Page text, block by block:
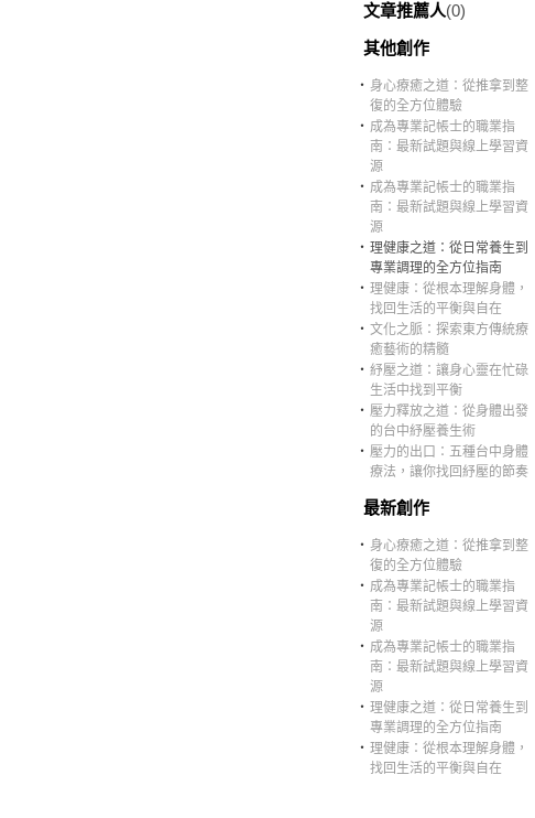
文章推薦人(0)
其他創作
‧ 身心療癒之道：從推拿到整
復的全方位體驗
‧ 成為專業記帳士的職業指
南：最新試題與線上學習資
源
‧ 成為專業記帳士的職業指
南：最新試題與線上學習資
源
‧ 理健康之道：從日常養生到
專業調理的全方位指南
‧ 理健康：從根本理解身體，
找回生活的平衡與自在
‧ 文化之脈：探索東方傳統療
癒藝術的精髓
‧ 紓壓之道：讓身心靈在忙碌
生活中找到平衡
‧ 壓力釋放之道：從身體出發
的台中紓壓養生術
‧ 壓力的出口：五種台中身體
療法，讓你找回紓壓的節奏
最新創作
‧ 身心療癒之道：從推拿到整
復的全方位體驗
‧ 成為專業記帳士的職業指
南：最新試題與線上學習資
源
‧ 成為專業記帳士的職業指
南：最新試題與線上學習資
源
‧ 理健康之道：從日常養生到
專業調理的全方位指南
‧ 理健康：從根本理解身體，
找回生活的平衡與自在